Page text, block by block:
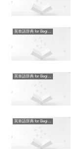
英単語辞典 for Beginners
英単語辞典 for Beginners
英単語辞典 for Beginners